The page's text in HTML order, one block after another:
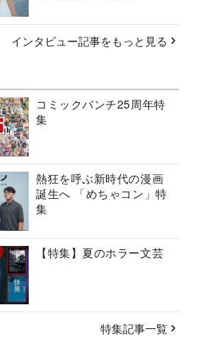
インタビュー記事をもっと見る
コミックバンチ25周年特
集
熱狂を呼ぶ新時代の漫画
誕生へ 「めちゃコン」特
集
【特集】夏のホラー文芸
特集記事一覧